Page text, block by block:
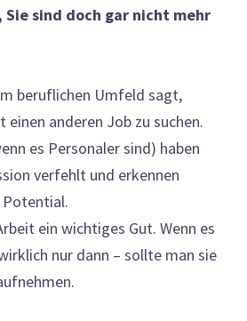
Sie sind doch gar nicht mehr
beruflichen Umfeld sagt,
anderen Job zu suchen.
es Personaler sind) haben
verfehlt und erkennen
ein wichtiges Gut. Wenn es
nur dann – sollte man sie